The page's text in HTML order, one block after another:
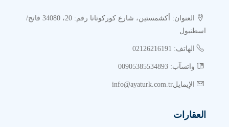
العنوان: أكشمستين، شارع كوركوتاتا رقم: 20، 34080 فاتح/
اسطنبول
الهاتف: 02126216191
واتسآب: 00905385534893
الإيمايلinfo@ayaturk.com.tr
العقارات